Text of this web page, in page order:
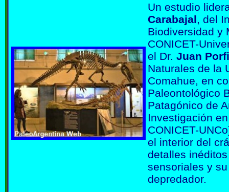
Un estudio
Carabajal, del
Biodiversidad y
CONICET-
el Dr. Juan
Naturales de la
Comahue, en
Paleontológico
Patagónico de
Investigación
CONICET-
el interior del
detalles
sensoriales y
depredador.